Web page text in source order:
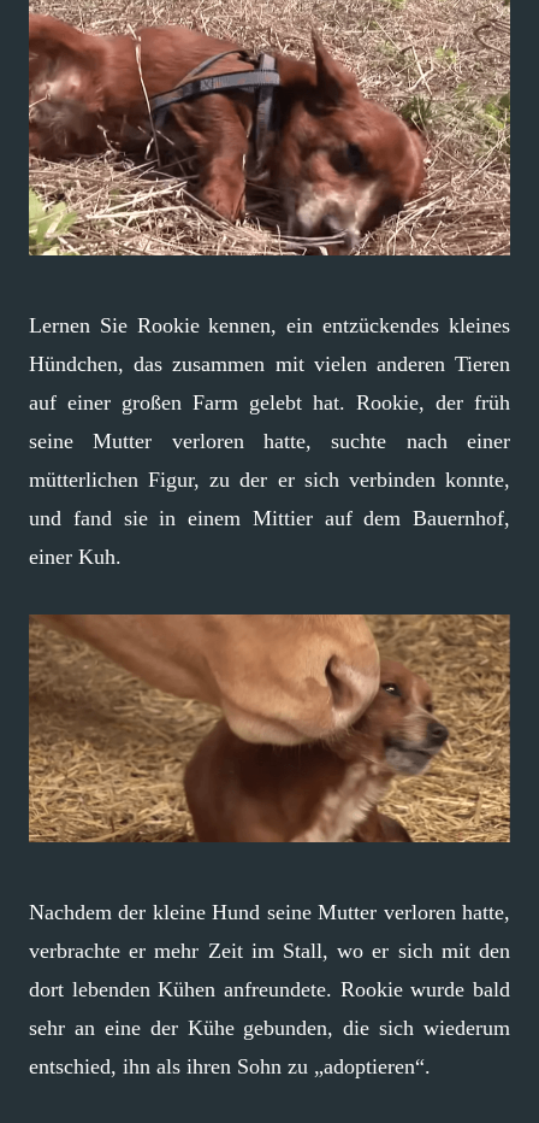
Lernen Sie Rookie kennen, ein entzückendes kleines
Hündchen, das zusammen mit vielen anderen Tieren
auf einer großen Farm gelebt hat. Rookie, der früh
seine Mutter verloren hatte, suchte nach einer
mütterlichen Figur, zu der er sich verbinden konnte,
und fand sie in einem Mittier auf dem Bauernhof,
einer Kuh.
Nachdem der kleine Hund seine Mutter verloren hatte,
verbrachte er mehr Zeit im Stall, wo er sich mit den
dort lebenden Kühen anfreundete. Rookie wurde bald
sehr an eine der Kühe gebunden, die sich wiederum
entschied, ihn als ihren Sohn zu „adoptieren“.